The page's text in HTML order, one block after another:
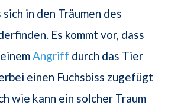
in den Träumen des
Es kommt vor, dass
Angriff durch das Tier
einen Fuchsbiss zugefügt
wie kann ein solcher Traum